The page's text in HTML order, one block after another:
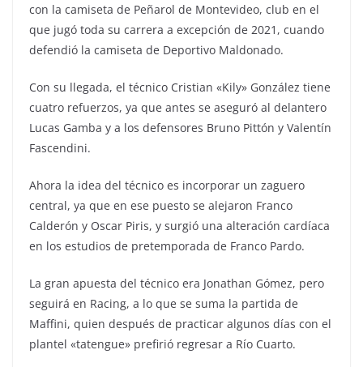
con la camiseta de Peñarol de Montevideo, club en el
que jugó toda su carrera a excepción de 2021, cuando
defendió la camiseta de Deportivo Maldonado.
Con su llegada, el técnico Cristian «Kily» González tiene
cuatro refuerzos, ya que antes se aseguró al delantero
Lucas Gamba y a los defensores Bruno Pittón y Valentín
Fascendini.
Ahora la idea del técnico es incorporar un zaguero
central, ya que en ese puesto se alejaron Franco
Calderón y Oscar Piris, y surgió una alteración cardíaca
en los estudios de pretemporada de Franco Pardo.
La gran apuesta del técnico era Jonathan Gómez, pero
seguirá en Racing, a lo que se suma la partida de
Maffini, quien después de practicar algunos días con el
plantel «tatengue» prefirió regresar a Río Cuarto.